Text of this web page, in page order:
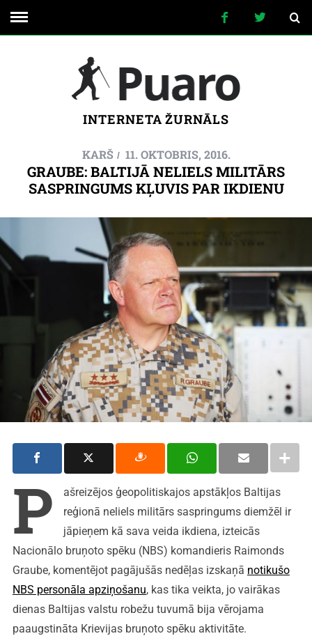
INTERNETA ŽURNĀLS
KARŠ 11. OKTOBRIS, 2016.
GRAUBE: BALTIJĀ NELIELS MILITĀRS
SASPRINGUMS KĻUVIS PAR IKDIENU
P
ašreizējos ģeopolitiskajos apstākļos Baltijas
reģionā neliels militārs saspringums diemžēl ir
jāpieņem kā sava veida ikdiena, izteicās
Nacionālo bruņoto spēku (NBS) komandieris Raimonds
Graube, komentējot pagājušās nedēļas izskaņā notikušo
NBS personāla apziņošanu, kas tika veikta, jo vairākas
dienas Baltijas valstu robežu tuvumā bija vērojama
paaugstināta Krievijas bruņoto spēku aktivitāte.